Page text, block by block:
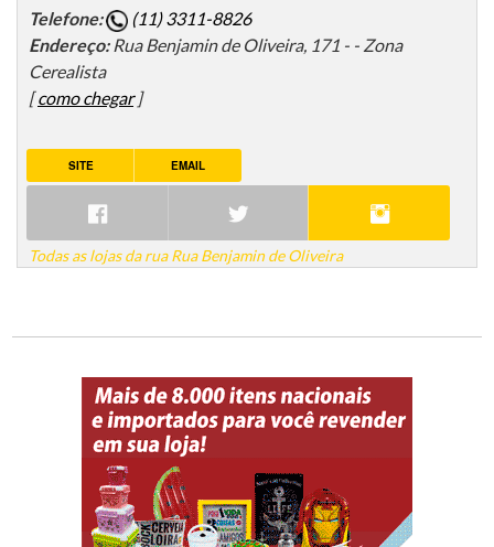
Telefone:
(11) 3311-8826
Endereço: Rua Benjamin de Oliveira, 171 - - Zona
Cerealista
[como chegar]
SITE EMAIL
Todas as lojas da rua Rua Benjamin de Oliveira